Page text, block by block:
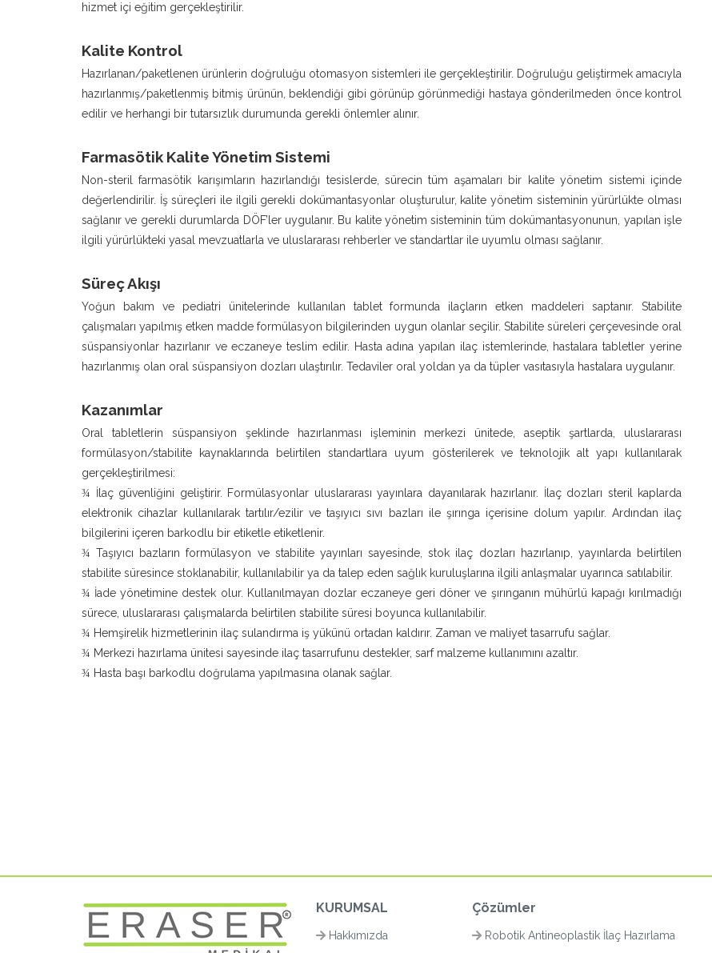
hizmet içi eğitim gerçekleştirilir.
Kalite Kontrol
Hazırlanan/paketlenen ürünlerin doğruluğu otomasyon sistemleri ile gerçekleştirilir. Doğruluğu geliştirmek amacıyla
hazırlanmış/paketlenmiş bitmiş ürünün, beklendiği gibi görünüp görünmediği hastaya gönderilmeden önce kontrol
edilir ve herhangi bir tutarsızlık durumunda gerekli önlemler alınır.
Farmasötik Kalite Yönetim Sistemi
Non-steril farmasötik karışımların hazırlandığı tesislerde, sürecin tüm aşamaları bir kalite yönetim sistemi içinde
değerlendirilir. İş süreçleri ile ilgili gerekli dokümantasyonlar oluşturulur, kalite yönetim sisteminin yürürlükte olması
sağlanır ve gerekli durumlarda DÖF’ler uygulanır. Bu kalite yönetim sisteminin tüm dokümantasyonunun, yapılan işle
ilgili yürürlükteki yasal mevzuatlarla ve uluslararası rehberler ve standartlar ile uyumlu olması sağlanır.
Süreç Akışı
Yoğun bakım ve pediatri ünitelerinde kullanılan tablet formunda ilaçların etken maddeleri saptanır. Stabilite
çalışmaları yapılmış etken madde formülasyon bilgilerinden uygun olanlar seçilir. Stabilite süreleri çerçevesinde oral
süspansiyonlar hazırlanır ve eczaneye teslim edilir. Hasta adına yapılan ilaç istemlerinde, hastalara tabletler yerine
hazırlanmış olan oral süspansiyon dozları ulaştırılır. Tedaviler oral yoldan ya da tüpler vasıtasıyla hastalara uygulanır.
Kazanımlar
Oral tabletlerin süspansiyon şeklinde hazırlanması işleminin merkezi ünitede, aseptik şartlarda, uluslararası
formülasyon/stabilite kaynaklarında belirtilen standartlara uyum gösterilerek ve teknolojik alt yapı kullanılarak
gerçekleştirilmesi:
¾ İlaç güvenliğini geliştirir. Formülasyonlar uluslararası yayınlara dayanılarak hazırlanır. İlaç dozları steril kaplarda
elektronik cihazlar kullanılarak tartılır/ezilir ve taşıyıcı sıvı bazları ile şırınga içerisine dolum yapılır. Ardından ilaç
bilgilerini içeren barkodlu bir etiketle etiketlenir.
¾ Taşıyıcı bazların formülasyon ve stabilite yayınları sayesinde, stok ilaç dozları hazırlanıp, yayınlarda belirtilen
stabilite süresince stoklanabilir, kullanılabilir ya da talep eden sağlık kuruluşlarına ilgili anlaşmalar uyarınca satılabilir.
¾ İade yönetimine destek olur. Kullanılmayan dozlar eczaneye geri döner ve şırınganın mühürlü kapağı kırılmadığı
sürece, uluslararası çalışmalarda belirtilen stabilite süresi boyunca kullanılabilir.
¾ Hemşirelik hizmetlerinin ilaç sulandırma iş yükünü ortadan kaldırır. Zaman ve maliyet tasarrufu sağlar.
¾ Merkezi hazırlama ünitesi sayesinde ilaç tasarrufunu destekler, sarf malzeme kullanımını azaltır.
¾ Hasta başı barkodlu doğrulama yapılmasına olanak sağlar.
KURUMSAL
Hakkımızda
Çözümler
Robotik Antineoplastik İlaç Hazırlama